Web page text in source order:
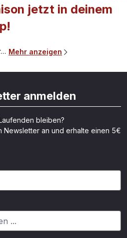
jetzt in deinem
Mehr anzeigen
anmelden
bleiben?
Newsletter an und erhalte einen 5€